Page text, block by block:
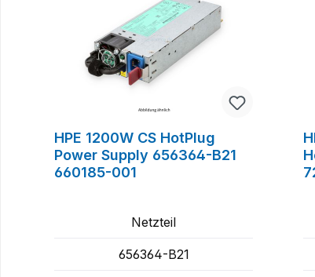
HPE 1200W CS HotPlug
Power Supply 656364-B21
660185-001
Netzteil
656364-B21